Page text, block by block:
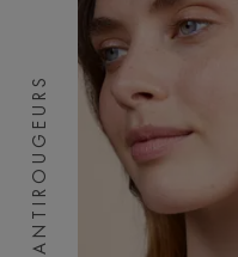
ANTIROUGEURS